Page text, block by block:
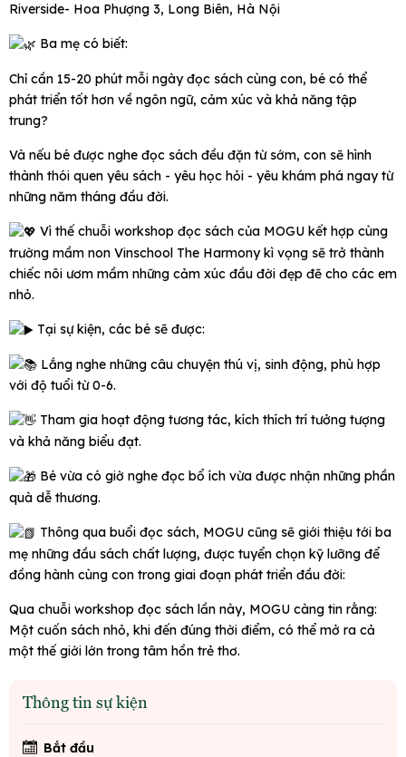
Riverside- Hoa Phượng 3, Long Biên, Hà Nội
Ba mẹ có biết:
Chỉ cần 15-20 phút mỗi ngày đọc sách cùng con, bé có thể
phát triển tốt hơn về ngôn ngữ, cảm xúc và khả năng tập
trung?
Và nếu bé được nghe đọc sách đều đặn từ sớm, con sẽ hình
thành thói quen yêu sách - yêu học hỏi - yêu khám phá ngay từ
những năm tháng đầu đời.
Vì thế chuỗi workshop đọc sách của MOGU kết hợp cùng
trường mầm non Vinschool The Harmony kì vọng sẽ trở thành
chiếc nôi ươm mầm những cảm xúc đầu đời đẹp đẽ cho các em
nhỏ.
Tại sự kiện, các bé sẽ được:
Lắng nghe những câu chuyện thú vị, sinh động, phù hợp
với độ tuổi từ 0-6.
Tham gia hoạt động tương tác, kích thích trí tưởng tượng
và khả năng biểu đạt.
Bé vừa có giờ nghe đọc bổ ích vừa được nhận những phần
quà dễ thương.
Thông qua buổi đọc sách, MOGU cũng sẽ giới thiệu tới ba
mẹ những đầu sách chất lượng, được tuyển chọn kỹ lưỡng để
đồng hành cùng con trong giai đoạn phát triển đầu đời:
Qua chuỗi workshop đọc sách lần này, MOGU càng tin rằng:
Một cuốn sách nhỏ, khi đến đúng thời điểm, có thể mở ra cả
một thế giới lớn trong tâm hồn trẻ thơ.
Thông tin sự kiện
Bắt đầu